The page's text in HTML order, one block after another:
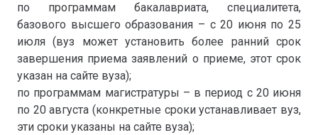
по программам бакалавриата, специалитета,
базового высшего образования – с 20 июня по 25
июля (вуз может установить более ранний срок
завершения приема заявлений о приеме, этот срок
указан на сайте вуза);
по программам магистратуры – в период с 20 июня
по 20 августа (конкретные сроки устанавливает вуз,
эти сроки указаны на сайте вуза);